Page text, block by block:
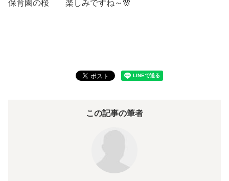
保育園の桜 楽しみですね～🌸
この記事の筆者